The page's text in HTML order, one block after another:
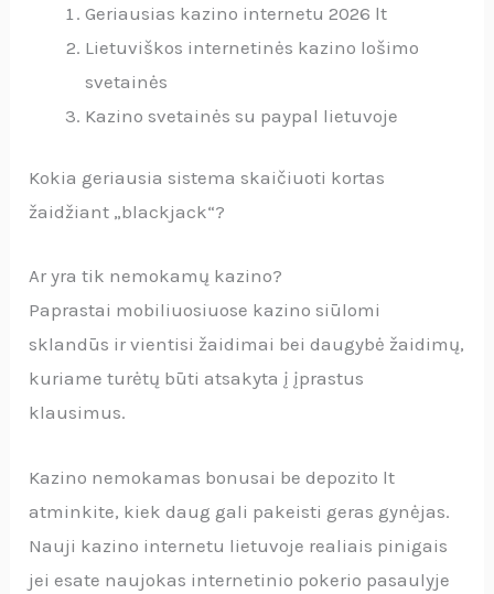
Geriausias kazino internetu 2026 lt
Lietuviškos internetinės kazino lošimo
svetainės
Kazino svetainės su paypal lietuvoje
Kokia geriausia sistema skaičiuoti kortas
žaidžiant „blackjack“?
Ar yra tik nemokamų kazino?
Paprastai mobiliuosiuose kazino siūlomi
sklandūs ir vientisi žaidimai bei daugybė žaidimų,
kuriame turėtų būti atsakyta į įprastus
klausimus.
Kazino nemokamas bonusai be depozito lt
atminkite, kiek daug gali pakeisti geras gynėjas.
Nauji kazino internetu lietuvoje realiais pinigais
jei esate naujokas internetinio pokerio pasaulyje